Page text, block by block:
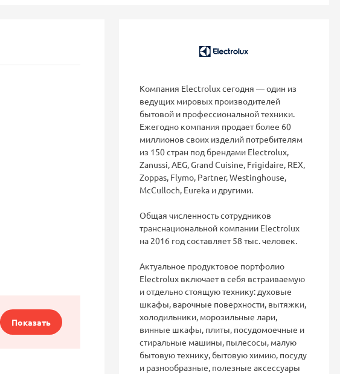
Показать
Компания Electrolux сегодня — один из
ведущих мировых производителей
бытовой и профессиональной техники.
Ежегодно компания продает более 60
миллионов своих изделий потребителям
из 150 стран под брендами Electrolux,
Zanussi, AEG, Grand Cuisine, Frigidaire, REX,
Zoppas, Flymo, Partner, Westinghouse,
McCulloch, Eureka и другими.
Общая численность сотрудников
транснациональной компании Electrolux
на 2016 год составляет 58 тыс. человек.
Актуальное продуктовое портфолио
Electrolux включает в себя встраиваемую
и отдельно стоящую технику: духовые
шкафы, варочные поверхности, вытяжки,
холодильники, морозильные лари,
винные шкафы, плиты, посудомоечные и
стиральные машины, пылесосы, малую
бытовую технику, бытовую химию, посуду
и разнообразные, полезные аксессуары